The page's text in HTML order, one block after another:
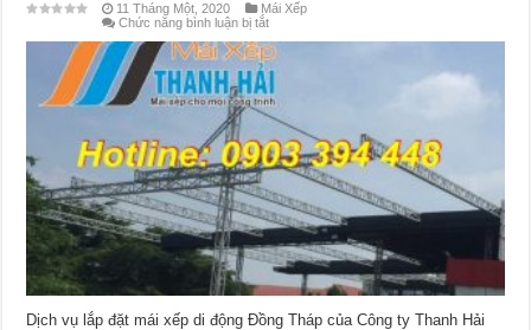
11 Tháng Một, 2020
Mái Xếp
Chức năng bình luận bị tắtở
ty
lắp
mái
xếp
di
động
Đồng
Tháp
uy
tín,
chất
lượng
Dịch vụ lắp đặt mái xếp di động Đồng Tháp của Công ty Thanh Hải